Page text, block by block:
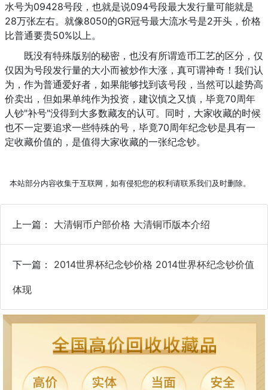
水号为09428号段，也就是说094号段最大发行量可能就是
28万张左右。就像8050的GR冠号最大流水号是2开头，价格
比普通要贵50%以上。
既没有特殊版别的秘密，也没有所谓造币工艺的区分，仅
仅因为号段发行量的大小而被炒作大涨，真可谓神奇！我们认
为，作为普通爱好者，如果能够找到该号段，当然可以趁势高
价卖出，但如果单纯作为投资，建议慎之又慎，毕竟70周年
人钞"补号"没得到大多数藏友的认可。同时，大家收藏的时候
也不一定要追求一些特殊的号，毕竟70周年纪念钞是具有一
定收藏价值的，是值得大家收藏的一张纪念钞。
本站部分内容收集于互联网，如有侵犯您的权利请联系我们及时删除。
上一篇： 大清铜币户部价格 大清铜币版本介绍
下一篇： 2014世界杯纪念钞价格 2014世界杯纪念钞价值
体现